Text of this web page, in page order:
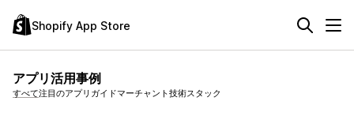
Shopify App Store
アプリ活用事例
すべて注目のアプリ ガイドマーチャント技術スタック